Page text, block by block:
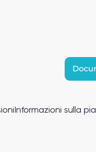
Informazioni sulla